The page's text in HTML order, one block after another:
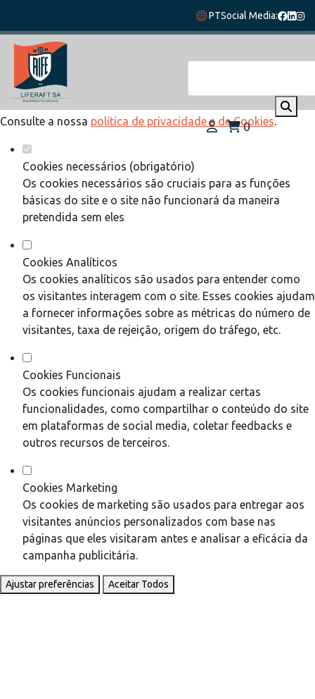
Defina as suas preferências de cookies
para este website.
Este website utiliza cookies estritamente necessários,
analíticos e funcionais, para lhe oferecer uma boa experiência
de navegação e acesso a todas as funcionalidades.
Consulte a nossa política de privacidade e de Cookies.
Cookies necessários (obrigatório)
Os cookies necessários são cruciais para as funções
básicas do site e o site não funcionará da maneira
pretendida sem eles
Cookies Analíticos
Os cookies analíticos são usados para entender como
os visitantes interagem com o site. Esses cookies ajudam
a fornecer informações sobre as métricas do número de
visitantes, taxa de rejeição, origem do tráfego, etc.
Cookies Funcionais
Os cookies funcionais ajudam a realizar certas
funcionalidades, como compartilhar o conteúdo do site
em plataformas de social media, coletar feedbacks e
outros recursos de terceiros.
Cookies Marketing
Os cookies de marketing são usados para entregar aos
visitantes anúncios personalizados com base nas
páginas que eles visitaram antes e analisar a eficácia da
campanha publicitária.
Ajustar preferências Aceitar Todos
PTSocial Media:
0